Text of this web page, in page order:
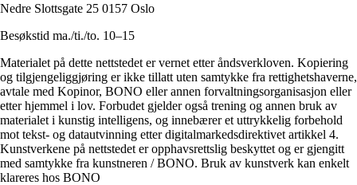
Nedre Slottsgate 25 0157 Oslo
Besøkstid ma./ti./to. 10–15
Materialet på dette nettstedet er vernet etter åndsverkloven. Kopiering
og tilgjengeliggjøring er ikke tillatt uten samtykke fra rettighetshaverne,
avtale med Kopinor, BONO eller annen forvaltningsorganisasjon eller
etter hjemmel i lov. Forbudet gjelder også trening og annen bruk av
materialet i kunstig intelligens, og innebærer et uttrykkelig forbehold
mot tekst- og datautvinning etter digitalmarkedsdirektivet artikkel 4.
Kunstverkene på nettstedet er opphavsrettslig beskyttet og er gjengitt
med samtykke fra kunstneren / BONO. Bruk av kunstverk kan enkelt
klareres hos BONO